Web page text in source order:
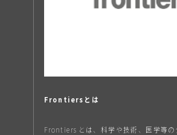
Frontiersとは
Frontiersとは、科学や技術、医学等の